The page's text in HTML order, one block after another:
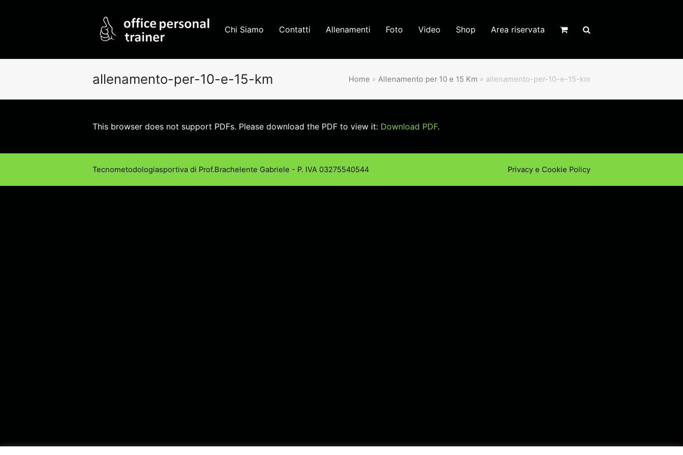
Chi Siamo Contatti Allenamenti Foto Video Shop Area riservata
allenamento-per-10-e-15-km Home » Allenamento per 10 e 15 Km » allenamento-per-10-e-15-km
This browser does not support PDFs. Please download the PDF to view it: Download PDF.
Tecnometodologiasportiva di Prof.Brachelente Gabriele - P. IVA 03275540544 Privacy e Cookie Policy